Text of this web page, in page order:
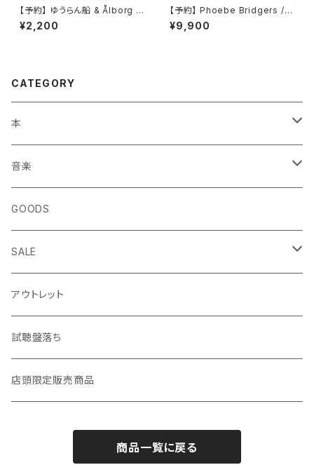
【予約】 ゆうらん船 & Ålborg /
The other day,(7inch)
¥2,200
【予約】 Phoebe Bridgers / L
ost Weekend （国内盤LP）
¥9,900
CATEGORY
本
エッセイ・日記
生き方
短歌・詩集
ZINE・リトルプレス
趣味・暮らし
音楽・映画・芸術
自然・動物・植物
音楽
◎ NEWFOLK特集
◎ シンガーソングライター特集
CD
LP（レコード）
TAPE（カセットテープ）
GOODS
SALE
LP
CD・TAPE・7インチ
アウトレット
試聴盤落ち
店頭限定販売商品
商品一覧に戻る